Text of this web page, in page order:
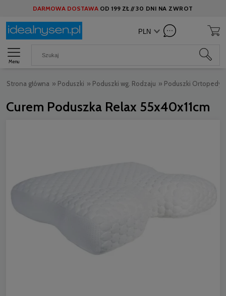
DARMOWA DOSTAWA OD 199 ZŁ //30 DNI NA ZWROT
Menu
Strona główna » Poduszki » Poduszki wg. Rodzaju » Poduszki
Curem Poduszka Relax 55x40x11cm